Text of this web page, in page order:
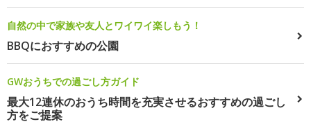
自然の中で家族や友人とワイワイ楽しもう！
BBQにおすすめの公園
GWおうちでの過ごし方ガイド
最大12連休のおうち時間を充実させるおすすめの過ごし
方をご提案